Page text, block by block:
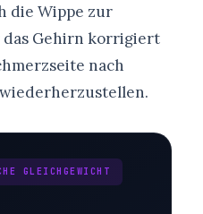
die Wippe zur
das Gehirn korrigiert
nach
GLEICHGEWICHT